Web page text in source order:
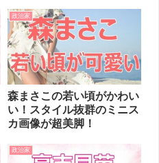
政治家
森まさこの若い頃がかわい
い！スタイル抜群のミニス
カ画像が超美脚！
政治家